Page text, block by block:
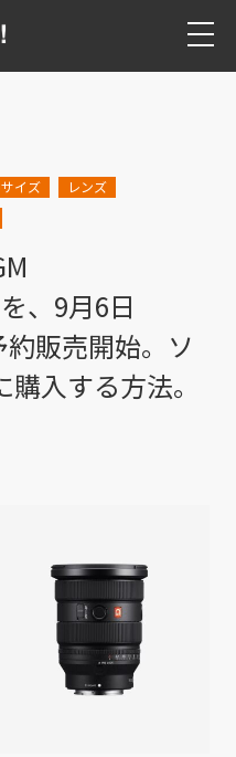
イズ
レンズ
、9月6日
販売開始。ソ
入する方法。